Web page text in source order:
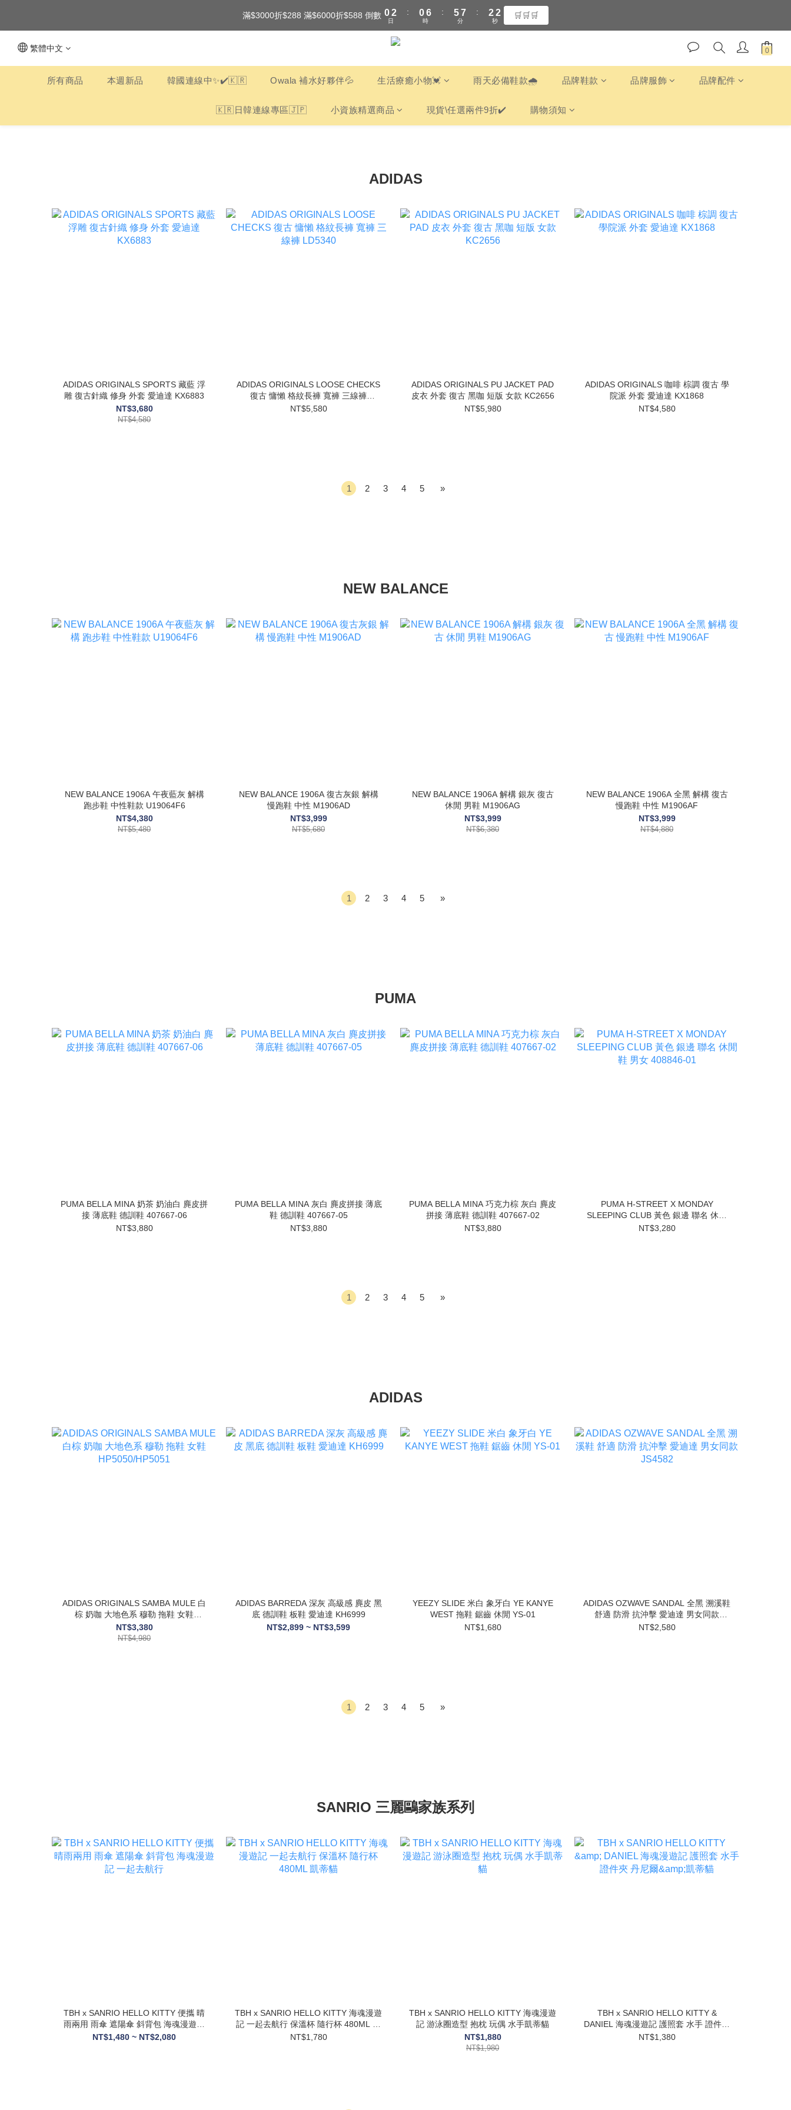
全館滿$3000享『超商』免運費
滿$3000折$288 滿$6000折$588 倒數 02
1
0
日
:
06
5
2
1
時
:
5
4
1
7
6
3
分
:
2
1
2
1
秒
🛒🛒🛒
全館滿$3000享『超商』免運費
繁體中文
所有商品 本週新品 韓國連線中✨✔️🇰🇷 Owala 補水好夥伴💦 生活療癒小物💓 雨天必備鞋款🌧️ 品牌鞋款 品牌服飾 品牌配件
🇰🇷日韓連線專區🇯🇵 小資族精選商品 現貨\任選兩件9折✔️ 購物須知
ADIDAS
ADIDAS ORIGINALS SPORTS 藏藍 浮
雕 復古針織 修身 外套 愛迪達 KX6883
NT$3,680
NT$4,580
ADIDAS ORIGINALS LOOSE CHECKS
復古 慵懶 格紋長褲 寬褲 三線褲
LD5340
NT$5,580
ADIDAS ORIGINALS PU JACKET PAD
皮衣 外套 復古 黑咖 短版 女款 KC2656
NT$5,980
ADIDAS ORIGINALS 咖啡 棕調 復古 學
院派 外套 愛迪達 KX1868
NT$4,580
1 2 3 4 5 »
NEW BALANCE
NEW BALANCE 1906A 午夜藍灰 解構
跑步鞋 中性鞋款 U19064F6
NT$4,380
NT$5,480
NEW BALANCE 1906A 復古灰銀 解構
慢跑鞋 中性 M1906AD
NT$3,999
NT$5,680
NEW BALANCE 1906A 解構 銀灰 復古
休閒 男鞋 M1906AG
NT$3,999
NT$6,380
NEW BALANCE 1906A 全黑 解構 復古
慢跑鞋 中性 M1906AF
NT$3,999
NT$4,880
1 2 3 4 5 »
PUMA
PUMA BELLA MINA 奶茶 奶油白 麂皮拼
接 薄底鞋 德訓鞋 407667-06
NT$3,880
PUMA BELLA MINA 灰白 麂皮拼接 薄底
鞋 德訓鞋 407667-05
NT$3,880
PUMA BELLA MINA 巧克力棕 灰白 麂皮
拼接 薄底鞋 德訓鞋 407667-02
NT$3,880
PUMA H-STREET X MONDAY
SLEEPING CLUB 黃色 銀邊 聯名 休閒
鞋 男女 408846-01
NT$3,280
1 2 3 4 5 »
ADIDAS
ADIDAS ORIGINALS SAMBA MULE 白
棕 奶咖 大地色系 穆勒 拖鞋 女鞋
HP5050/HP5051
NT$3,380
NT$4,980
ADIDAS BARREDA 深灰 高級感 麂皮 黑
底 德訓鞋 板鞋 愛迪達 KH6999
NT$2,899 ~ NT$3,599
YEEZY SLIDE 米白 象牙白 YE KANYE
WEST 拖鞋 鋸齒 休閒 YS-01
NT$1,680
ADIDAS OZWAVE SANDAL 全黑 溯溪鞋
舒適 防滑 抗沖擊 愛迪達 男女同款
JS4582
NT$2,580
1 2 3 4 5 »
SANRIO 三麗鷗家族系列
TBH x SANRIO HELLO KITTY 便攜 晴
雨兩用 雨傘 遮陽傘 斜背包 海魂漫遊記
一起去航行
NT$1,480 ~ NT$2,080
TBH x SANRIO HELLO KITTY 海魂漫遊
記 一起去航行 保溫杯 隨行杯 480ML 凱
蒂貓
NT$1,780
TBH x SANRIO HELLO KITTY 海魂漫遊
記 游泳圈造型 抱枕 玩偶 水手凱蒂貓
NT$1,880
NT$1,980
TBH x SANRIO HELLO KITTY &
DANIEL 海魂漫遊記 護照套 水手 證件夾
丹尼爾&凱蒂貓
NT$1,380